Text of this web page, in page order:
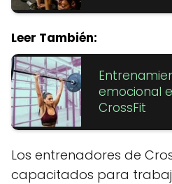
Leer También:
emocional
CrossFit
Los entrenadores de
capacitados para